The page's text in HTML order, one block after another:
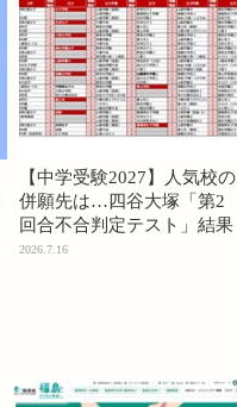
【中学受験2027】人気校の
併願先は…四谷大塚「第2
回合不合判定テスト」結果
2026.7.16